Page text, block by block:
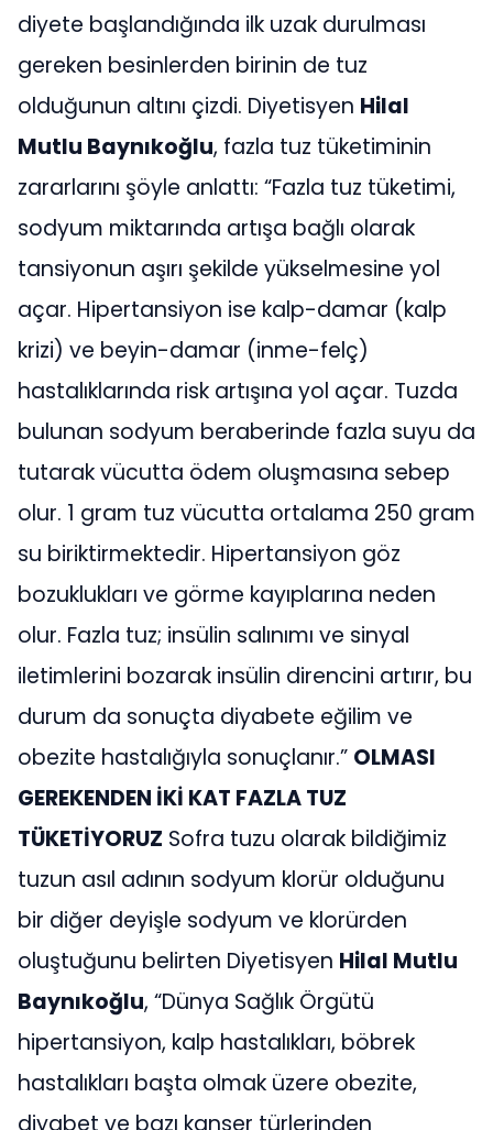
diyete başlandığında ilk uzak durulması
gereken besinlerden birinin de tuz
olduğunun altını çizdi. Diyetisyen Hilal
Mutlu Baynıkoğlu, fazla tuz tüketiminin
zararlarını şöyle anlattı: “Fazla tuz tüketimi,
sodyum miktarında artışa bağlı olarak
tansiyonun aşırı şekilde yükselmesine yol
açar. Hipertansiyon ise kalp-damar (kalp
krizi) ve beyin-damar (inme-felç)
hastalıklarında risk artışına yol açar. Tuzda
bulunan sodyum beraberinde fazla suyu da
tutarak vücutta ödem oluşmasına sebep
olur. 1 gram tuz vücutta ortalama 250 gram
su biriktirmektedir. Hipertansiyon göz
bozuklukları ve görme kayıplarına neden
olur. Fazla tuz; insülin salınımı ve sinyal
iletimlerini bozarak insülin direncini artırır, bu
durum da sonuçta diyabete eğilim ve
obezite hastalığıyla sonuçlanır.” OLMASI
GEREKENDEN İKİ KAT FAZLA TUZ
TÜKETİYORUZ Sofra tuzu olarak bildiğimiz
tuzun asıl adının sodyum klorür olduğunu
bir diğer deyişle sodyum ve klorürden
oluştuğunu belirten Diyetisyen Hilal Mutlu
Baynıkoğlu, “Dünya Sağlık Örgütü
hipertansiyon, kalp hastalıkları, böbrek
hastalıkları başta olmak üzere obezite,
diyabet ve bazı kanser türlerinden